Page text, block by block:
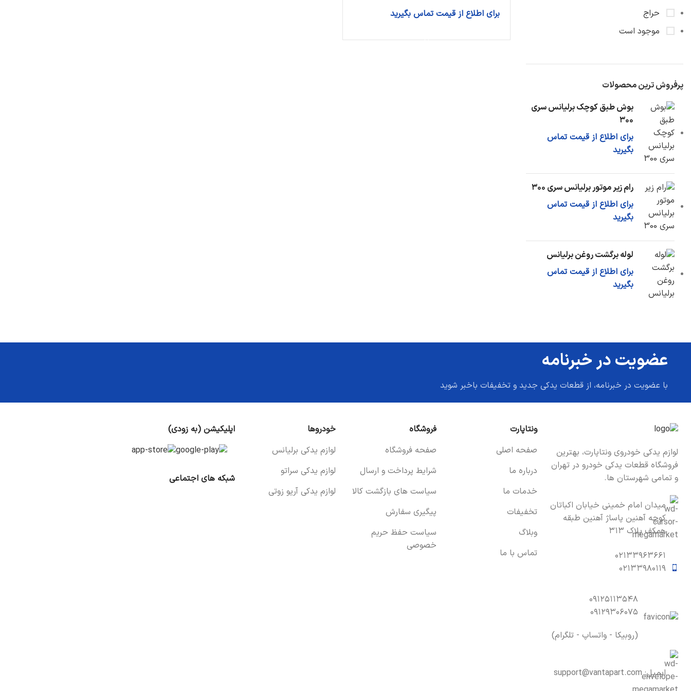
کارتل روغن
اویل پمپ
فشنگی استپ ترمز
حراج
موجود است
پرفروش ترین محصولات
بوش طبق کوچک برلیانس سری
۳۰۰
برای اطلاع از قیمت تماس
بگیرید
رام زیر موتور برلیانس سری ۳۰۰
برای اطلاع از قیمت تماس
بگیرید
لوله برگشت روغن برلیانس
برای اطلاع از قیمت تماس
بگیرید
برای اطلاع از قیمت تماس بگیرید
عضویت در خبرنامه
با عضویت در خبرنامه، از قطعات یدکی جدید و تخفیفات باخبر شوید
لوازم یدکی خودروی ونتاپارت، بهترین
فروشگاه قطعات یدکی خودرو در تهران
و تمامی شهرستان ها.
میدان امام خمینی خیابان اکباتان
کوچه آهنین پاساژ آهنین طبقه
همکف پلاک ۳۱۳
۰۲۱۳۳۹۶۳۶۶۱
۰۲۱۳۳۹۸۰۱۱۹
۰۹۱۲۵۱۱۳۵۴۸
۰۹۱۲۹۳۰۶۰۷۵
(روبیکا - واتساپ - تلگرام)
ایمیل:support@vantapart.com
ونتاپارت
صفحه اصلی
درباره ما
خدمات ما
تخفیفات
وبلاگ
تماس با ما
فروشگاه
صفحه فروشگاه
شرایط پرداخت و ارسال
سیاست های بازگشت کالا
پیگیری سفارش
سیاست حفظ حریم
خصوصی
خودروها
لوازم یدکی برلیانس
لوازم یدکی سراتو
لوازم یدکی آریو زوتی
اپلیکیشن (به زودی)
شبکه های اجتماعی